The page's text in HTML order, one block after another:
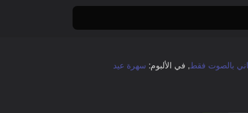
بالصوت فقط, في الألبوم: سهرة عيد